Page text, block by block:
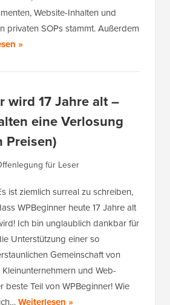
Website-Inhalten und
privaten SOPs stammt. Außerdem
»
wird 17 Jahre alt –
eine Verlosung
Preisen)
für Leser
ist ziemlich surreal zu schreiben,
WPBeginner heute 17 Jahre alt
Ich bin unglaublich dankbar für
Unterstützung einer so
Gemeinschaft von
und Web-
beste Teil von WPBeginner! Wie
Weiterlesen »